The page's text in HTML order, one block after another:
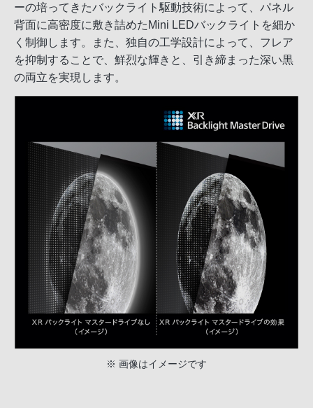
ーの培ってきたバックライト駆動技術によって、パネル
背面に高密度に敷き詰めたMini LEDバックライトを細か
く制御します。また、独自の工学設計によって、フレア
を抑制することで、鮮烈な輝きと、引き締まった深い黒
の両立を実現します。
※ 画像はイメージです